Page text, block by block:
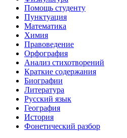
Помощь студенту
Пунктуация
Математика
Химия
Правоведение
Орфография
Анализ стихотворений
Краткие содержания
Биографии
Литература
Русский язык
География
История
Фонетический разбор